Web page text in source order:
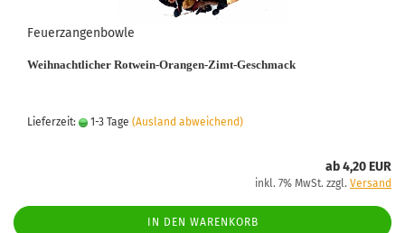
Feuerzangenbowle
Weihnachtlicher Rotwein-Orangen-Zimt-Geschmack
Lieferzeit: 1-3 Tage (Ausland abweichend)
ab 4,20 EUR
inkl. 7% MwSt. zzgl. Versand
IN DEN WARENKORB